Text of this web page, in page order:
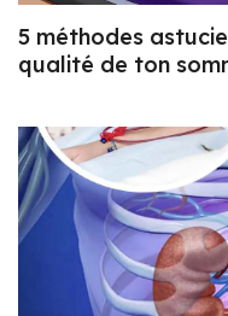
5 méthodes
qualité de ton